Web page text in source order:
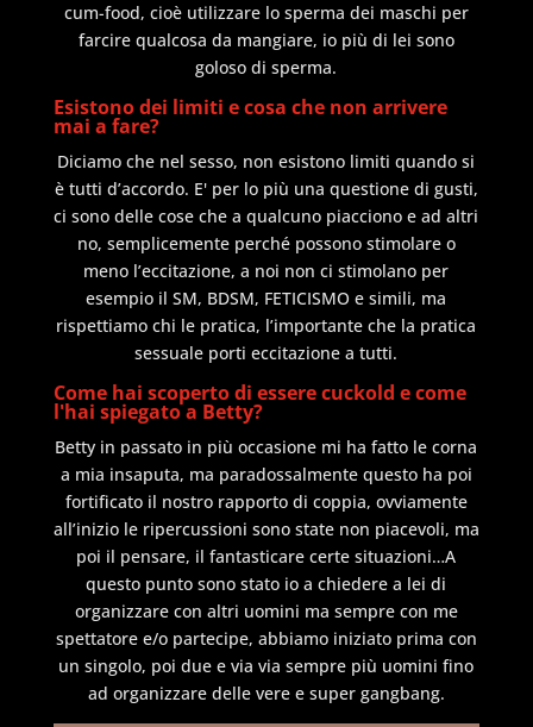
cum-food, cioè utilizzare lo sperma dei maschi per
farcire qualcosa da mangiare, io più di lei sono
goloso di sperma.
Esistono dei limiti e cosa che non arrivere
mai a fare?
Diciamo che nel sesso, non esistono limiti quando si
è tutti d’accordo. E' per lo più una questione di gusti,
ci sono delle cose che a qualcuno piacciono e ad altri
no, semplicemente perché possono stimolare o
meno l’eccitazione, a noi non ci stimolano per
esempio il SM, BDSM, FETICISMO e simili, ma
rispettiamo chi le pratica, l’importante che la pratica
sessuale porti eccitazione a tutti.
Come hai scoperto di essere cuckold e come
l'hai spiegato a Betty?
Betty in passato in più occasione mi ha fatto le corna
a mia insaputa, ma paradossalmente questo ha poi
fortificato il nostro rapporto di coppia, ovviamente
all’inizio le ripercussioni sono state non piacevoli, ma
poi il pensare, il fantasticare certe situazioni…A
questo punto sono stato io a chiedere a lei di
organizzare con altri uomini ma sempre con me
spettatore e/o partecipe, abbiamo iniziato prima con
un singolo, poi due e via via sempre più uomini fino
ad organizzare delle vere e super gangbang.